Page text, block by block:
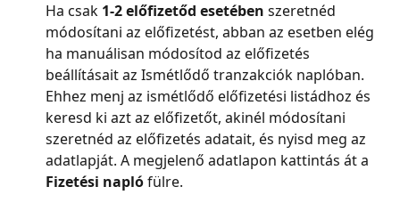
Ha csak 1-2 előfizetőd esetében szeretnéd
módosítani az előfizetést, abban az esetben elég
ha manuálisan módosítod az előfizetés
beállításait az Ismétlődő tranzakciók naplóban.
Ehhez menj az ismétlődő előfizetési listádhoz és
keresd ki azt az előfizetőt, akinél módosítani
szeretnéd az előfizetés adatait, és nyisd meg az
adatlapját. A megjelenő adatlapon kattintás át a
Fizetési napló fülre.